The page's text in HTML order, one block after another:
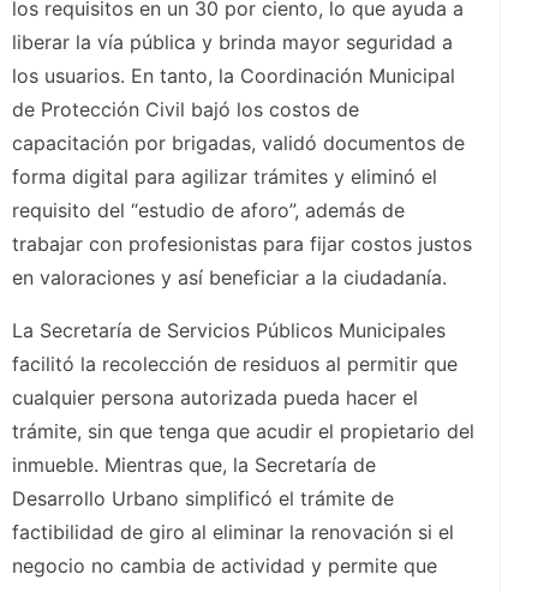
los requisitos en un 30 por ciento, lo que ayuda a
liberar la vía pública y brinda mayor seguridad a
los usuarios. En tanto, la Coordinación Municipal
de Protección Civil bajó los costos de
capacitación por brigadas, validó documentos de
forma digital para agilizar trámites y eliminó el
requisito del “estudio de aforo”, además de
trabajar con profesionistas para fijar costos justos
en valoraciones y así beneficiar a la ciudadanía.
La Secretaría de Servicios Públicos Municipales
facilitó la recolección de residuos al permitir que
cualquier persona autorizada pueda hacer el
trámite, sin que tenga que acudir el propietario del
inmueble. Mientras que, la Secretaría de
Desarrollo Urbano simplificó el trámite de
factibilidad de giro al eliminar la renovación si el
negocio no cambia de actividad y permite que